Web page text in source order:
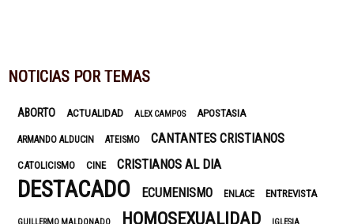
NOTICIAS POR TEMAS
ABORTO ACTUALIDAD ALEX CAMPOS APOSTASIA
ARMANDO ALDUCIN ATEISMO CANTANTES CRISTIANOS
CATOLICISMO CINE CRISTIANOS AL DIA
DESTACADO ECUMENISMO ENLACE ENTREVISTA
HOMOSEXUALIDAD